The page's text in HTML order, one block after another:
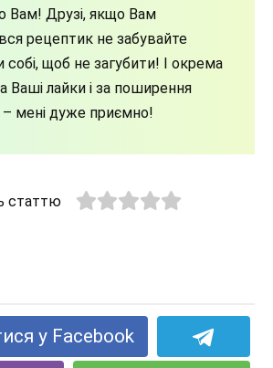
Вам! Друзі, якщо Вам
рецептик не забувайте
собі, щоб не загубити! І окрема
Ваші лайки і за поширення
мені дуже приємно!
статтю
у Facebook